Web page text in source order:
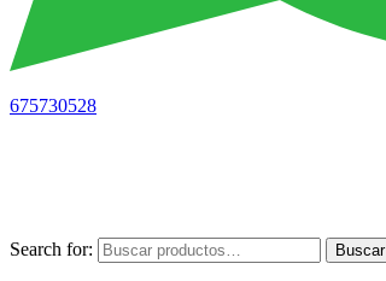
675730528
Search for: Buscar